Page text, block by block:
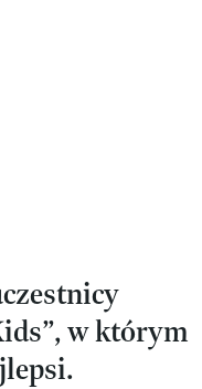
w którym